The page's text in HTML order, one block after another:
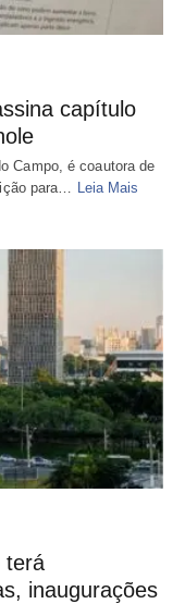
capítulo
Campo, é coautora de
para… Leia Mais
terá
inaugurações